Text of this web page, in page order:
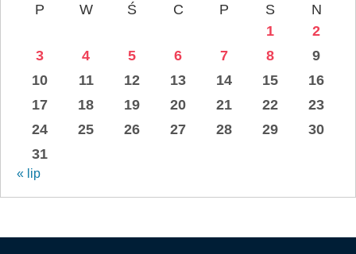
P W Ś C P S
N
1
2
3
4 5 6 7 8
9
10
11 12 13 14 15
16
17
18 19 20 21 22
23
24
25 26 27 28 29
30
31
« lip